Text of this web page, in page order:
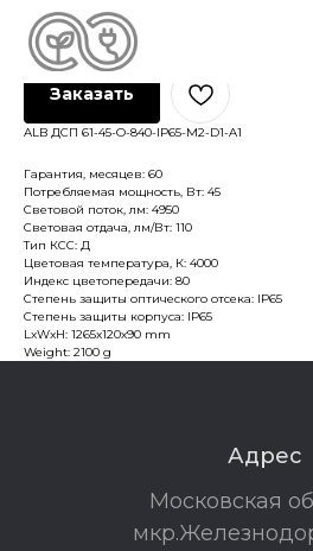
ALB ДСП 61-45-O-840-
ALB
SKU:
G5852
Заказать
ALB ДСП 61-45-O-840-IP65-M2-D1-A1
Гарантия, месяцев: 60
Потребляемая мощность, Вт: 45
Световой поток, лм: 4950
Световая отдача, лм/Вт: 110
Тип КСС: Д
Цветовая температура, К: 4000
Индекс цветопередачи: 80
Степень защиты оптического отсека: IP65
Степень защиты корпуса: IP65
LxWxH: 1265x120x90 mm
Weight: 2100 g
Адрес
Московская